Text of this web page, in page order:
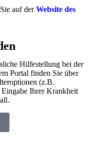
auf derWebsite des
Hilfestellung bei der
Portal finden Sie über
(z.B.
Eingabe Ihrer Krankheit